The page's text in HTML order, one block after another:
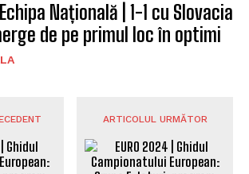
Națională | 1-1 cu Slovacia
de pe primul loc în optimi
ARTICOLUL URMĂTOR